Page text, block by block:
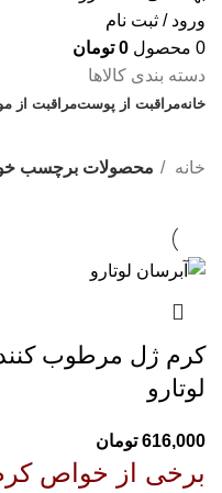
ورود / ثبت نام
0 محصول 0 تومان
دسته بندی کالاها
خانهمراقبت از پوستمراقبت از
خانه محصولات برچسب
کرم ژل مرطوب
لوتارو
616,000 تومان
برخی از خواص